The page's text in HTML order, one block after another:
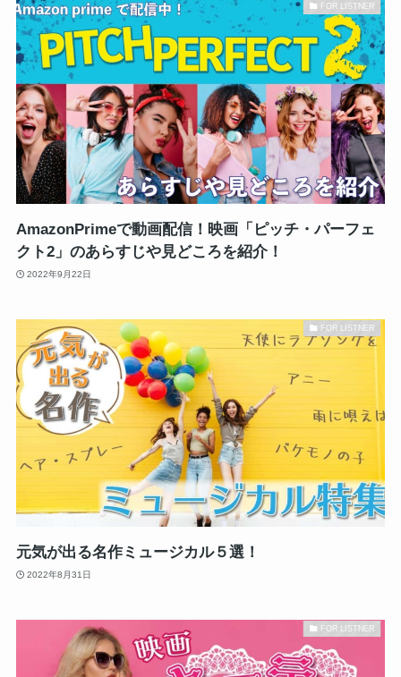
FOR LISTNER
AmazonPrimeで動画配信！映画「ピッチ・パーフェ
クト2」のあらすじや見どころを紹介！
2022年9月22日
FOR LISTNER
元気が出る名作ミュージカル５選！
2022年8月31日
FOR LISTNER